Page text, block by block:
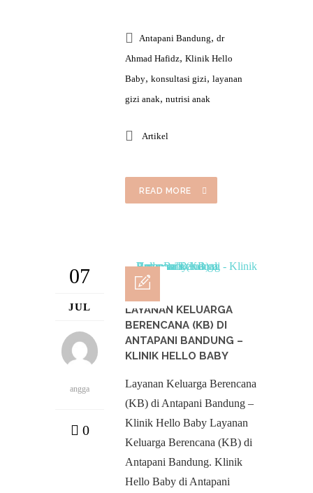
Antapani Bandung, dr
Ahmad Hafidz, Klinik Hello
Baby, konsultasi gizi, layanan
gizi anak, nutrisi anak
Artikel
READ MORE
07
JUL
angga
0
LAYANAN KELUARGA
BERENCANA (KB) DI
ANTAPANI BANDUNG –
KLINIK HELLO BABY
Layanan Keluarga Berencana
(KB) di Antapani Bandung –
Klinik Hello Baby Layanan
Keluarga Berencana (KB) di
Antapani Bandung. Klinik
Hello Baby di Antapani